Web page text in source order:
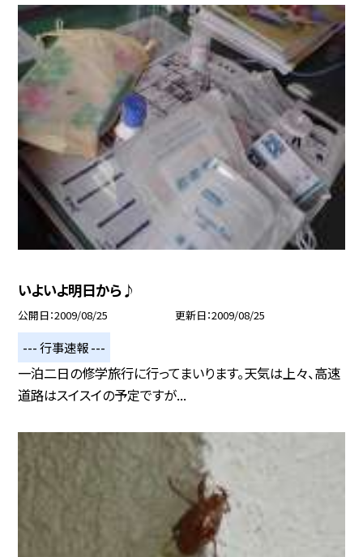
いよいよ明日から♪
公開日 2009/08/25 更新日 2009/08/25
--- 行事速報 ---
一泊二日の修学旅行に行ってまいります。天気は上々、高速
道路はスイスイの予定ですが...